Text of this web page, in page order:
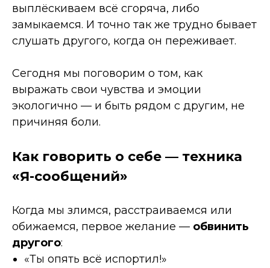
выплёскиваем всё сгоряча, либо
замыкаемся. И точно так же трудно бывает
слушать другого, когда он переживает.
Сегодня мы поговорим о том, как
выражать свои чувства и эмоции
экологично — и быть рядом с другим, не
причиняя боли.
Как говорить о себе — техника
«Я-сообщений»
Когда мы злимся, расстраиваемся или
обижаемся, первое желание — обвинить
другого:
«Ты опять всё испортил!»